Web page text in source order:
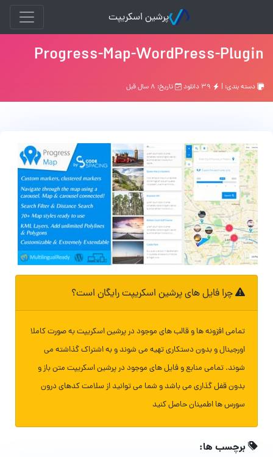
پرشین اسکریپت
Progress-Map-WordPress-Plugin
دسته بندی: | تاریخ: ۸ سال قبل
چرا فایل های پرشین اسکریپت رایگان است؟
تمامی افزونه ها و قالب های موجود در پرشین اسکریپت به صورت کاملا
اورجینال و بدون دستکاری تهیه می شوند و به اشتراک گذاشته می
شوند. تمامی منابع و فایل های موجود در پرشین اسکریپت متن باز و
بدون قفل گذاری می باشد و شما می توانید از سلامت کدهای درون
سورس ها اطمینان حاصل کنید
برچسب ها: